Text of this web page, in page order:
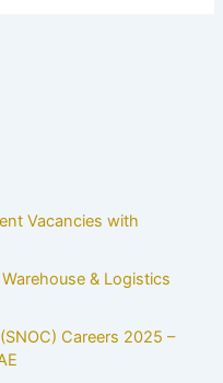
Vacancies with
& Logistics
Careers 2025 –